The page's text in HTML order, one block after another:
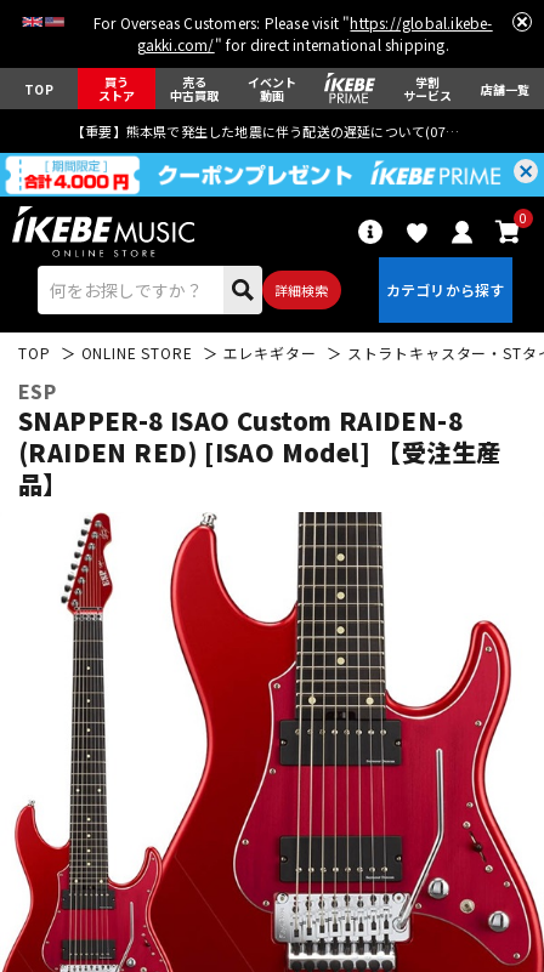
For Overseas Customers: Please visit "https://global.ikebe-
gakki.com/" for direct international shipping.
TOP 買う
ストア
売る
中古買取
イベント
動画
学割
サービス 店舗一覧
【重要】熊本県で発生した地震に伴う配送の遅延について(07月29日
詳細検索
0
ベース ウクレレ
ドラム パーカッション
キーボード 電子ピアノ
管楽器 その他楽器
アンプ エフェクター
TOP ONLINE STORE エレキギター ストラトキャスター・STタ
ESP
SNAPPER-8 ISAO Custom RAIDEN-8
(RAIDEN RED) [ISAO Model] 【受注生産
品】